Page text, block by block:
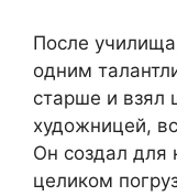
После
одним
старше и взял
художницей,
Он создал для
целиком